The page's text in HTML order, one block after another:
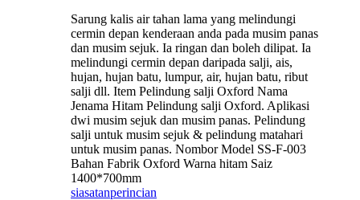
Sarung kalis air tahan lama yang melindungi
cermin depan kenderaan anda pada musim panas
dan musim sejuk. Ia ringan dan boleh dilipat. Ia
melindungi cermin depan daripada salji, ais,
hujan, hujan batu, lumpur, air, hujan batu, ribut
salji dll. Item Pelindung salji Oxford Nama
Jenama Hitam Pelindung salji Oxford. Aplikasi
dwi musim sejuk dan musim panas. Pelindung
salji untuk musim sejuk & pelindung matahari
untuk musim panas. Nombor Model SS-F-003
Bahan Fabrik Oxford Warna hitam Saiz
1400*700mm
siasatanperincian